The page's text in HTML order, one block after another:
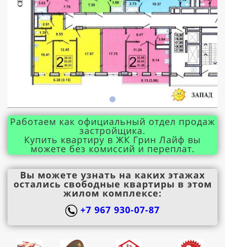
Работаем как официальный отдел продаж
застройщика.
Купить квартиру в ЖК Грин Лайф вы
можете без комиссий и переплат.
Вы можете узнать на каких этажах
остались свободные квартиры в этом
жилом комплексе:
+7 967 930-07-87